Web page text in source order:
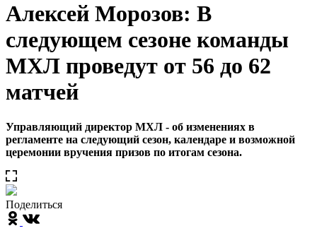
Алексей Морозов: В
следующем сезоне команды
МХЛ проведут от 56 до 62
матчей
Управляющий директор МХЛ - об изменениях в
регламенте на следующий сезон, календаре и возможной
церемонии вручения призов по итогам сезона.
Поделиться